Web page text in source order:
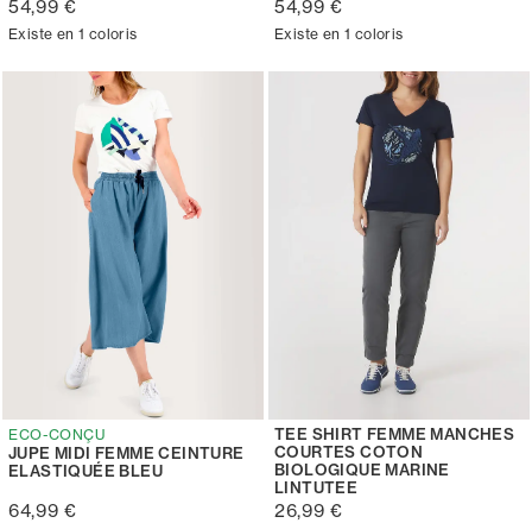
54,99 €
Existe en 1 coloris
54,99 €
Existe en 1 coloris
ECO-CONÇU
JUPE MIDI FEMME CEINTURE
ELASTIQUÉE BLEU
64,99 €
TEE SHIRT FEMME MANCHES
COURTES COTON
BIOLOGIQUE MARINE
LINTUTEE
26,99 €